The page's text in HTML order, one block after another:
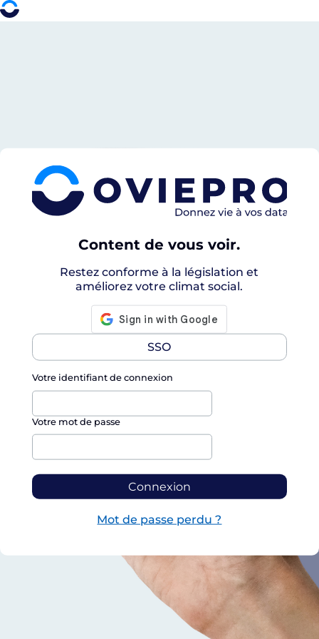
Content de vous voir.
Restez conforme à la législation et
améliorez votre climat social.
SSO
Votre identifiant de connexion
Votre mot de passe
Connexion
Mot de passe perdu ?